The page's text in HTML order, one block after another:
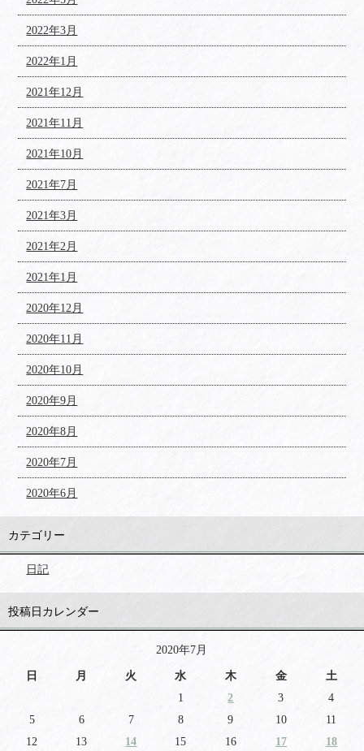
2022年3月
2022年1月
2021年12月
2021年11月
2021年10月
2021年7月
2021年3月
2021年2月
2021年1月
2020年12月
2020年11月
2020年10月
2020年9月
2020年8月
2020年7月
2020年6月
カテゴリー
日記
投稿日カレンダー
2020年7月
日 月 火 水 木 金
土
1
2 3
4
5
6 7 8 9 10
11
12
13 14 15 16 17 18